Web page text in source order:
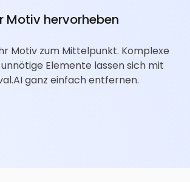
Motiv hervorheben
Motiv zum Mittelpunkt. Komplexe
Elemente lassen sich mit
ganz einfach entfernen.